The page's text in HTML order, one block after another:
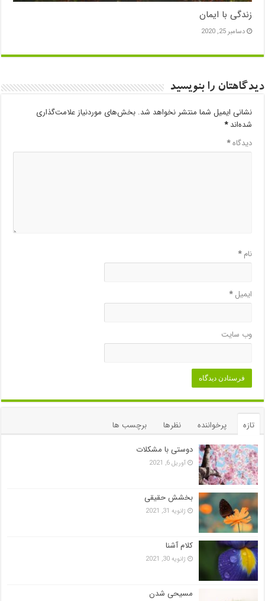
زندگی با ایمان
دسامبر 25, 2020
دیدگاهتان را بنویسید
نشانی ایمیل شما منتشر نخواهد شد. بخش‌های موردنیاز علامت‌گذاری
شده‌اند*
دیدگاه*
نام*
ایمیل*
وب‌ سایت
تازه پرخواننده نظرها
برچسب ها
دوستی با مشکلات
آوریل 6, 2021
بخشش حقیقی
ژانویه 31, 2021
کلام آشنا
ژانویه 30, 2021
مسیحی شدن